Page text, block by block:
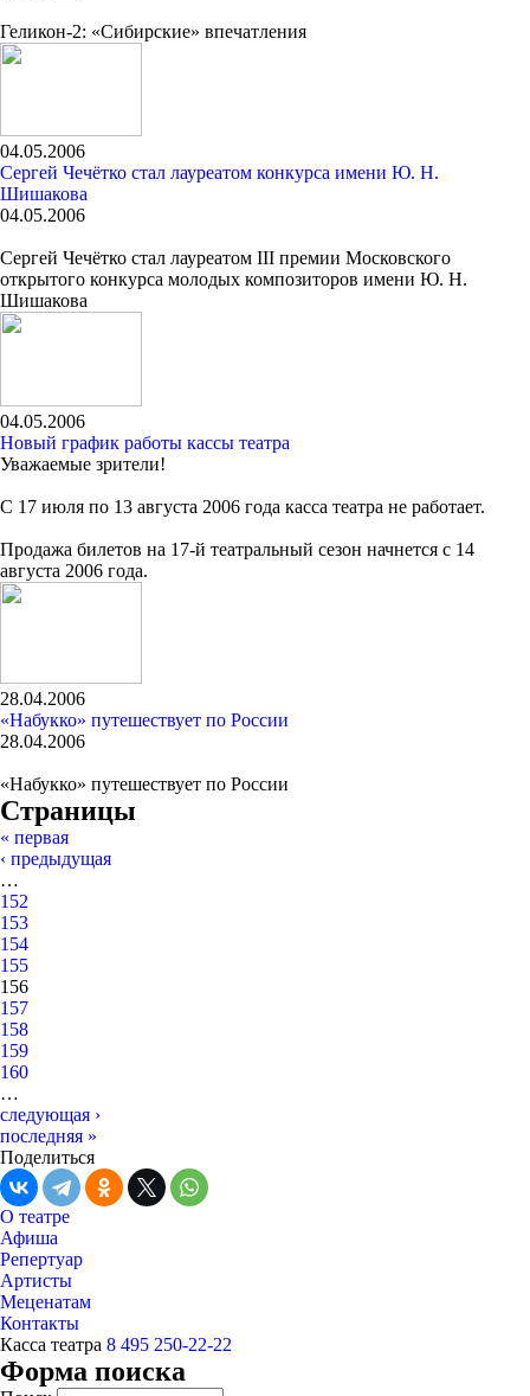
Геликон-2: «Сибирские» впечатления
04.05.2006
Сергей Чечётко стал лауреатом конкурса имени Ю. Н.
Шишакова
04.05.2006
Сергей Чечётко стал лауреатом III премии Московского
открытого конкурса молодых композиторов имени Ю. Н.
Шишакова
04.05.2006
Новый график работы кассы театра
Уважаемые зрители!
С 17 июля по 13 августа 2006 года касса театра не работает.
Продажа билетов на 17-й театральный сезон начнется с 14
августа 2006 года.
28.04.2006
«Набукко» путешествует по России
28.04.2006
«Набукко» путешествует по России
Страницы
« первая
‹ предыдущая
…
152
153
154
155
156
157
158
159
160
…
следующая ›
последняя »
Поделиться
О театре
Афиша
Репертуар
Артисты
Меценатам
Контакты
Касса театра 8 495 250-22-22
Форма поиска